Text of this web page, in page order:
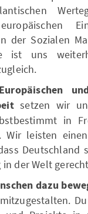
der Sozialen
ist uns
Europäischen
setzen wir
in
Wir leisten
Deutschland
der Welt
dazu